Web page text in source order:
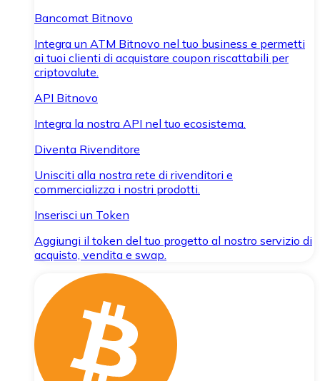
Bancomat Bitnovo
Integra un ATM Bitnovo nel tuo business e permetti
ai tuoi clienti di acquistare coupon riscattabili per
criptovalute.
API Bitnovo
Integra la nostra API nel tuo ecosistema.
Diventa Rivenditore
Unisciti alla nostra rete di rivenditori e
commercializza i nostri prodotti.
Inserisci un Token
Aggiungi il token del tuo progetto al nostro servizio di
acquisto, vendita e swap.